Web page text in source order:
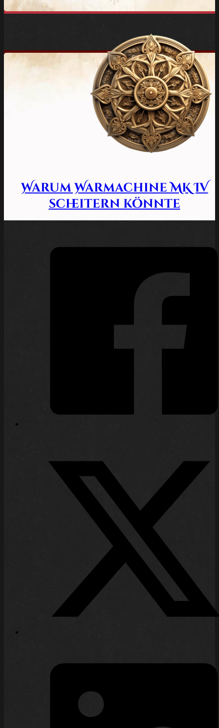
Warum Warmachine MK IV
scheitern könnte
Edition des Spieles Warmachine und
Hordes (Warmahordes), das fortan nur
noch Warmahordes heißen soll, wurde
anfangs gemischt, drehten aber letztlich
ins Positive. Nur auf dem Markt für
gebrauchte Miniaturen sieht man, dass